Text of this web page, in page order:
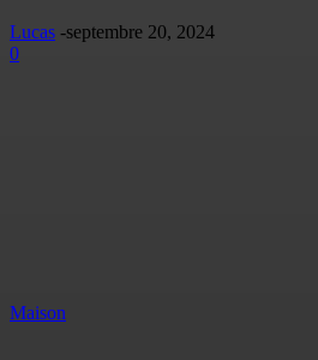
Lucas -septembre 20, 2024
0
Maison